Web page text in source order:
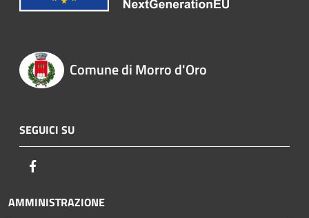
Comune di Morro d'Oro
SEGUICI SU
AMMINISTRAZIONE